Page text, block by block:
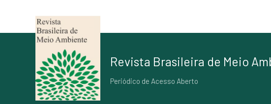
Revista Brasileira de Meio
Periódico de Acesso Aberto